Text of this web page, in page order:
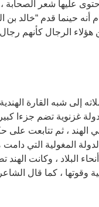
احتوى عليها شعر
حينما قدم “خالد بن
الرجال كأنهم رجال
إلى شبه القارة
حتى أقام فيها دولة غزنوية تضم
الهند ، ثم تتابعت على
البلاد ، وكانت الهند
وقوتها ، كما قال